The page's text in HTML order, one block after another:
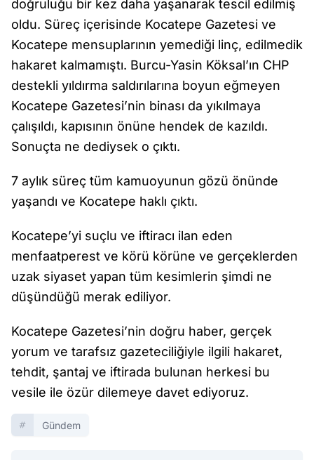
doğruluğu bir kez daha yaşanarak tescil edilmiş
oldu. Süreç içerisinde Kocatepe Gazetesi ve
Kocatepe mensuplarının yemediği linç, edilmedik
hakaret kalmamıştı. Burcu-Yasin Köksal’ın CHP
destekli yıldırma saldırılarına boyun eğmeyen
Kocatepe Gazetesi’nin binası da yıkılmaya
çalışıldı, kapısının önüne hendek de kazıldı.
Sonuçta ne dediysek o çıktı.
7 aylık süreç tüm kamuoyunun gözü önünde
yaşandı ve Kocatepe haklı çıktı.
Kocatepe’yi suçlu ve iftiracı ilan eden
menfaatperest ve körü körüne ve gerçeklerden
uzak siyaset yapan tüm kesimlerin şimdi ne
düşündüğü merak ediliyor.
Kocatepe Gazetesi’nin doğru haber, gerçek
yorum ve tarafsız gazeteciliğiyle ilgili hakaret,
tehdit, şantaj ve iftirada bulunan herkesi bu
vesile ile özür dilemeye davet ediyoruz.
Gündem